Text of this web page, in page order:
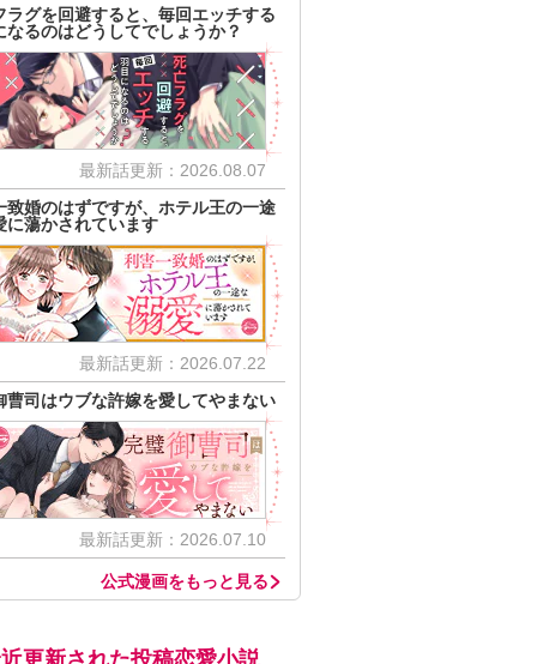
ラグを回避すると、毎回エッチする
なるのはどうしてでしょうか？
最新話更新：2026.08.07
致婚のはずですが、ホテル王の一途
に蕩かされています
最新話更新：2026.07.22
曹司はウブな許嫁を愛してやまない
最新話更新：2026.07.10
公式漫画をもっと見る
更新された投稿恋愛小説